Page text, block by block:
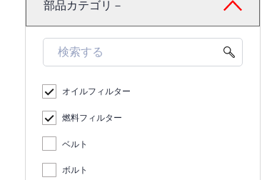
部品カテゴリ－
オイルフィルター
燃料フィルター
ベルト
ボルト